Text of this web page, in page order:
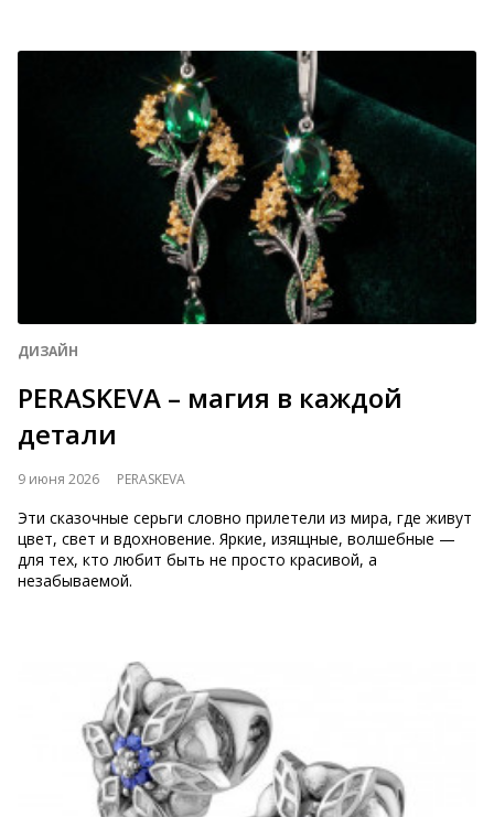
ДИЗАЙН
PERASKEVA – магия в каждой
детали
9 июня 2026 PERASKEVA
Эти сказочные серьги словно прилетели из мира, где живут
цвет, свет и вдохновение. Яркие, изящные, волшебные —
для тех, кто любит быть не просто красивой, а
незабываемой.